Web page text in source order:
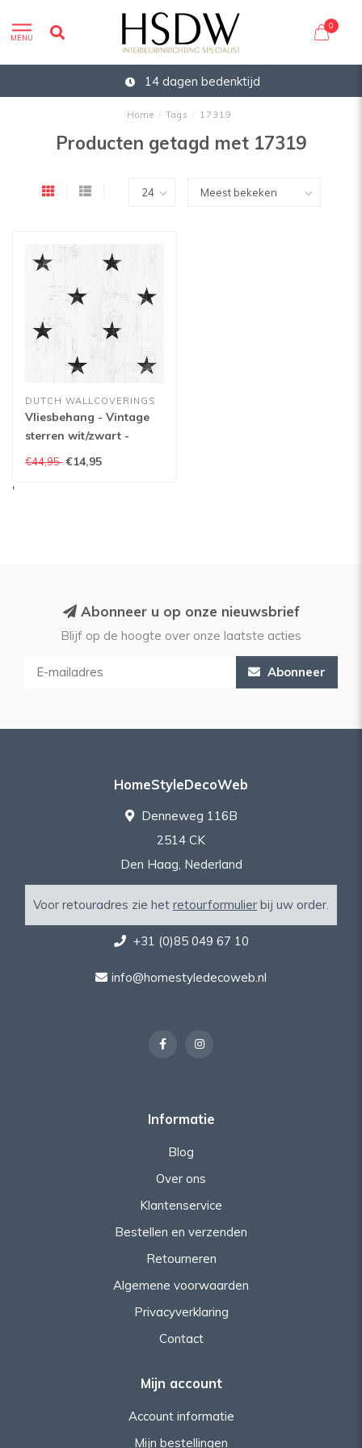
MENU
0
14 dagen bedenktijd
Home / Tags / 17319
Producten getagd met 17319
DUTCH WALLCOVERINGS
Vliesbehang - Vintage
sterren wit/zwart -
17319
€44,95 €14,95
'
Abonneer u op onze nieuwsbrief
Blijf op de hoogte over onze laatste acties
Abonneer
HomeStyleDecoWeb
Denneweg 116B
2514 CK
Den Haag, Nederland
Voor retouradres zie het retourformulier bij uw order.
+31 (0)85 049 67 10
info@homestyledecoweb.nl
Informatie
Blog
Over ons
Klantenservice
Bestellen en verzenden
Retourneren
Algemene voorwaarden
Privacyverklaring
Contact
Mijn account
Account informatie
Mijn bestellingen